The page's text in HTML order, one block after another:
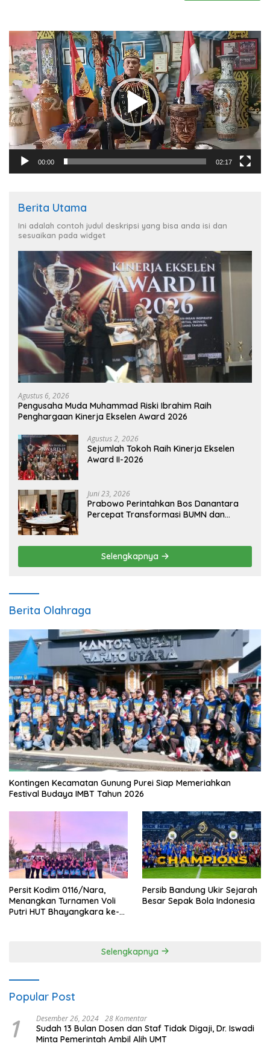
Pemutar
Video
00:00 02:17
Berita Utama
Ini adalah contoh judul deskripsi yang bisa anda isi dan
sesuaikan pada widget
Agustus 6, 2026
Pengusaha Muda Muhammad Riski Ibrahim Raih
Penghargaan Kinerja Ekselen Award 2026
Agustus 2, 2026
Sejumlah Tokoh Raih Kinerja Ekselen
Award II-2026
Juni 23, 2026
Prabowo Perintahkan Bos Danantara
Percepat Transformasi BUMN dan
Selengkapnya
Berita Olahraga
Kontingen Kecamatan Gunung Purei Siap Memeriahkan
Festival Budaya IMBT Tahun 2026
Persit Kodim 0116/Nara,
Menangkan Turnamen Voli
Putri HUT Bhayangkara ke-
Persib Bandung Ukir Sejarah
Besar Sepak Bola Indonesia
Selengkapnya
Popular Post
1 Desember 26, 2024 28 Komentar
Sudah 13 Bulan Dosen dan Staf Tidak Digaji, Dr. Iswadi
Minta Pemerintah Ambil Alih UMT